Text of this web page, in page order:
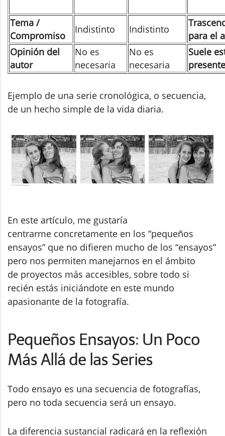
Tema /
Compromiso
Indistinto Indistinto
para el
Opinión del
autor
No es
necesaria
No es
necesaria
Suele
presente
Ejemplo de una serie cronológica, o secuencia,
de un hecho simple de la vida diaria.
En este artículo, me gustaría
centrarme concretamente en los “pequeños
ensayos” que no difieren mucho de los “ensayos”
pero nos permiten manejarnos en el ámbito
de proyectos más accesibles, sobre todo si
recién estás iniciándote en este mundo
apasionante de la fotografía.
Pequeños Ensayos: Un Poco
Más Allá de las Series
Todo ensayo es una secuencia de fotografías,
pero no toda secuencia será un ensayo.
La diferencia sustancial radicará en la reflexión